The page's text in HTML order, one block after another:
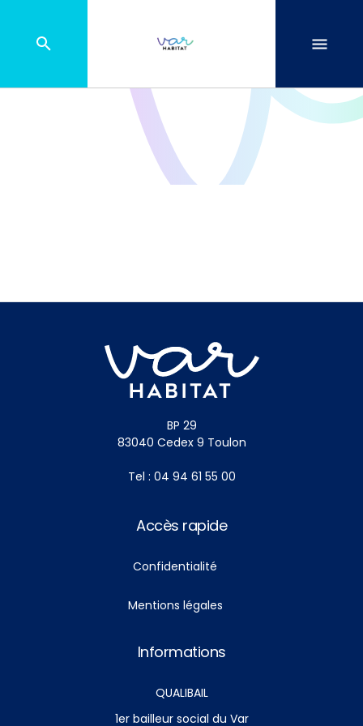
BP 29
83040 Cedex 9 Toulon
Tel : 04 94 61 55 00
Accès rapide
Confidentialité
Mentions légales
Informations
QUALIBAIL
1er bailleur social du Var